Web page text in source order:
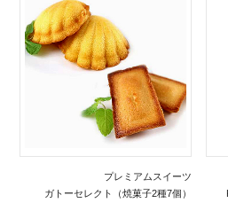
プレミアムスイーツ
ガトーセレクト（焼菓子2種7個）